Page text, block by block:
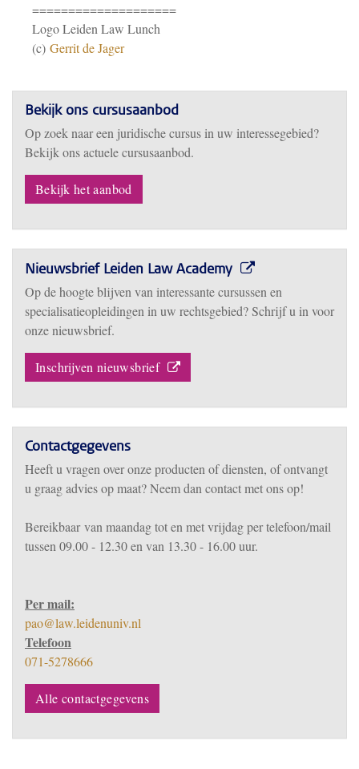
====================
Logo Leiden Law Lunch
(c) Gerrit de Jager
Bekijk ons cursusaanbod
Op zoek naar een juridische cursus in uw interessegebied?
Bekijk ons actuele cursusaanbod.
Bekijk het aanbod
Nieuwsbrief Leiden Law Academy
Op de hoogte blijven van interessante cursussen en
specialisatieopleidingen in uw rechtsgebied? Schrijf u in voor
onze nieuwsbrief.
Inschrijven nieuwsbrief
Contactgegevens
Heeft u vragen over onze producten of diensten, of ontvangt
u graag advies op maat? Neem dan contact met ons op!
Bereikbaarvan maandag tot en met vrijdag per telefoon/mail
tussen 09.00 - 12.30 en van 13.30 - 16.00 uur.
Per mail:
pao@law.leidenuniv.nl
Telefoon
071-5278666
Alle contactgegevens